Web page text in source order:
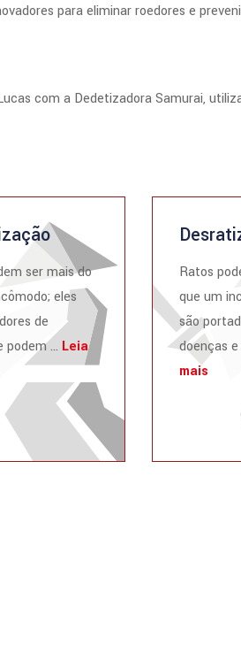
para eliminar roedores e
com a Dedetizadora Samurai,
ser mais do
eles
de
podem ... Leia
Ratos
que um
são
doenças
mais